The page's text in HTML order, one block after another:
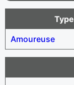
Amoureuse